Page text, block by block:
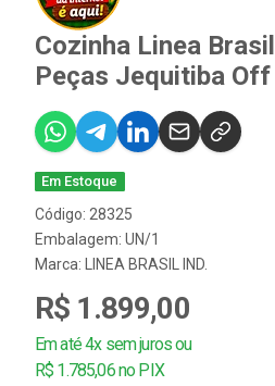
Cozinha Linea
Peças Jequitiba Off
Em Estoque
Código: 28325
Embalagem: UN/1
Marca:
LINEA BRASIL IND.
R$ 1.899,00
Em até 4x sem juros ou
R$ 1.785,06 no PIX